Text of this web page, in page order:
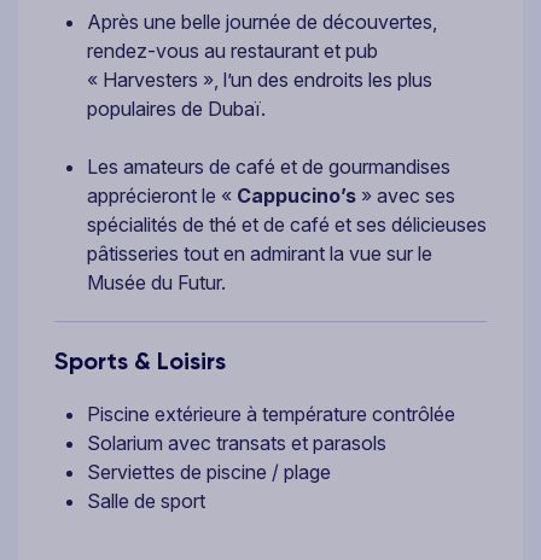
Après une belle journée de découvertes,
rendez-vous au restaurant et pub
« Harvesters », l’un des endroits les plus
populaires de Dubaï.
Les amateurs de café et de gourmandises
apprécieront le « Cappucino’s » avec ses
spécialités de thé et de café et ses délicieuses
pâtisseries tout en admirant la vue sur le
Musée du Futur.
Sports & Loisirs
Piscine extérieure à température contrôlée
Solarium avec transats et parasols
Serviettes de piscine / plage
Salle de sport